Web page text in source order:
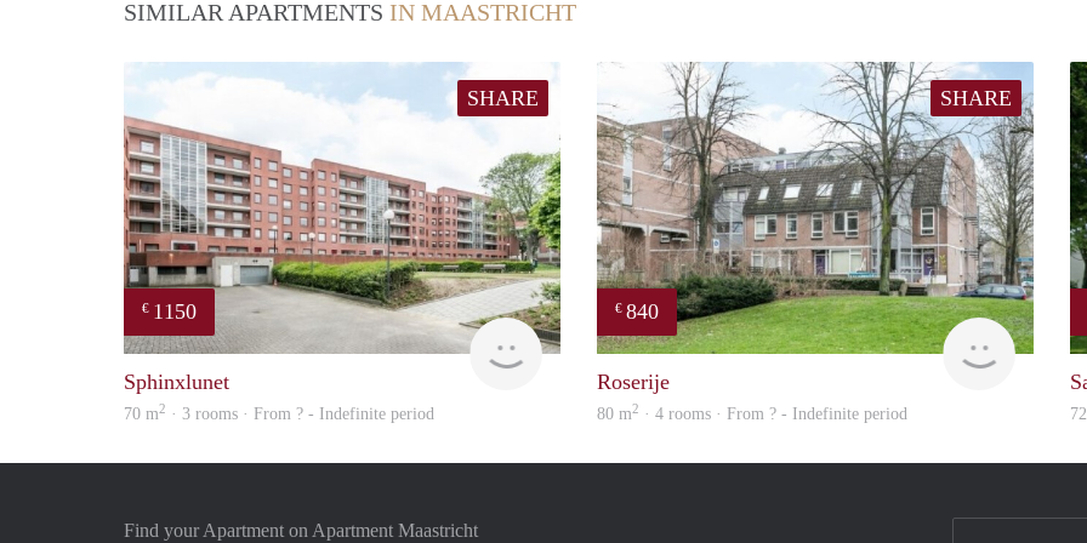
SIMILAR APARTMENTS IN MAASTRICHT
SHARE
€ 1150
finder
Sphinxlunet
70 m2 · 3 rooms · From ? - Indefinite period
SHARE
€ 840
rent
Roserije
80 m2 · 4 rooms · From ? - Indefinite period
Find your Apartment on Apartment Maastricht